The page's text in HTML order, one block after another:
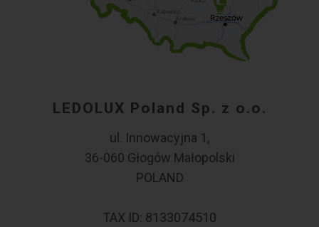
LEDOLUX Poland Sp. z o.o.
ul. Innowacyjna 1,
36-060 Głogów Małopolski
POLAND
TAX ID: 8133074510